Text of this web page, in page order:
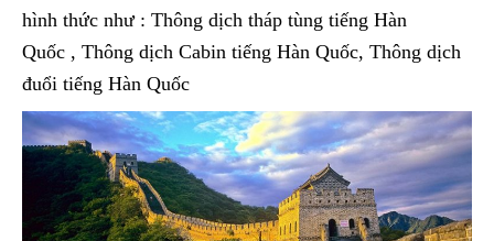
hình thức như : Thông dịch tháp tùng tiếng Hàn
Quốc , Thông dịch Cabin tiếng Hàn Quốc, Thông dịch
đuổi tiếng Hàn Quốc